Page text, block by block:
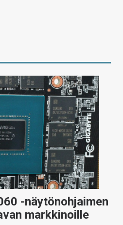
-näytönohjaimen
markkinoille